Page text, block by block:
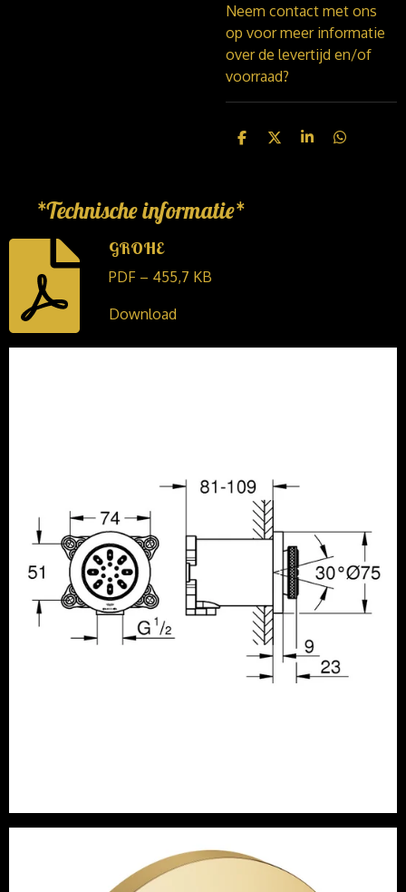
Neem contact met ons
op voor meer informatie
over de levertijd en/of
voorraad?
D
n
D
S
D
*Technische informatie*
GROHE
PDF – 455,7 KB
Download